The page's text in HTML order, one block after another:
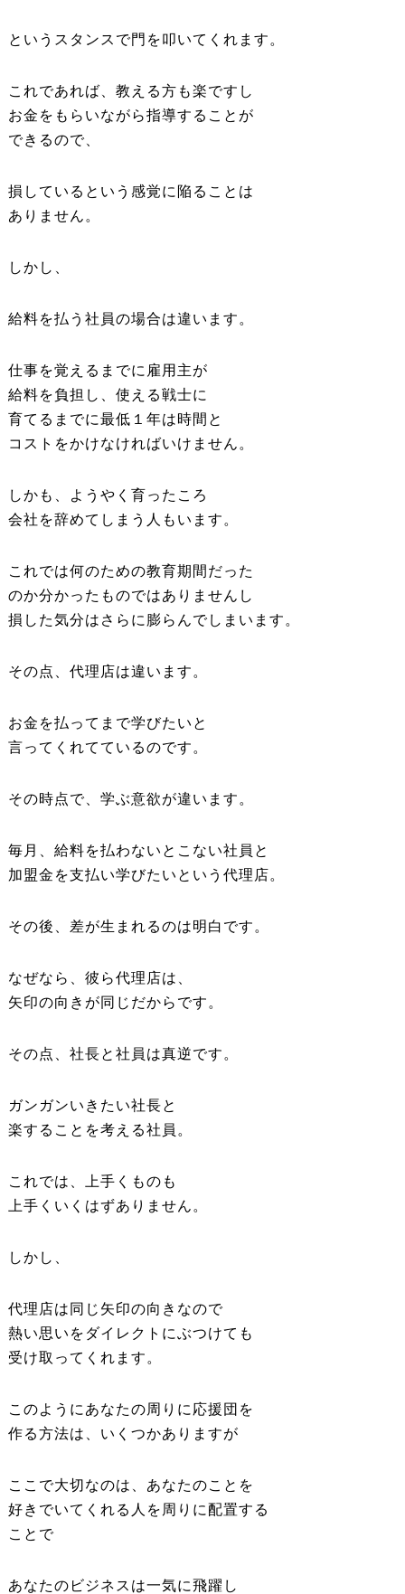
というスタンスで門を叩いてくれます。
これであれば、教える方も楽ですし
お金をもらいながら指導することが
できるので、
損しているという感覚に陥ることは
ありません。
しかし、
給料を払う社員の場合は違います。
仕事を覚えるまでに雇用主が
給料を負担し、使える戦士に
育てるまでに最低１年は時間と
コストをかけなければいけません。
しかも、ようやく育ったころ
会社を辞めてしまう人もいます。
これでは何のための教育期間だった
のか分かったものではありませんし
損した気分はさらに膨らんでしまいます。
その点、代理店は違います。
お金を払ってまで学びたいと
言ってくれてているのです。
その時点で、学ぶ意欲が違います。
毎月、給料を払わないとこない社員と
加盟金を支払い学びたいという代理店。
その後、差が生まれるのは明白です。
なぜなら、彼ら代理店は、
矢印の向きが同じだからです。
その点、社長と社員は真逆です。
ガンガンいきたい社長と
楽することを考える社員。
これでは、上手くものも
上手くいくはずありません。
しかし、
代理店は同じ矢印の向きなので
熱い思いをダイレクトにぶつけても
受け取ってくれます。
このようにあなたの周りに応援団を
作る方法は、いくつかありますが
ここで大切なのは、あなたのことを
好きでいてくれる人を周りに配置する
ことで
あなたのビジネスは一気に飛躍し